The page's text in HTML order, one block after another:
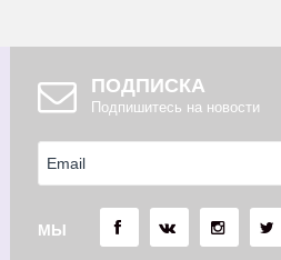
ПОДПИСКА
Подпишитесь на новости
МЫ